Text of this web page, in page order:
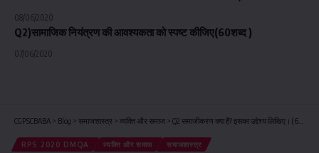
08/06/2020
Q2)सामाजिक नियंत्रण की आवश्यकता को स्पष्ट कीजिए(60शब्द )
07/06/2020
CGPSCBABA > Blog > समाजशास्त्र > व्यक्ति और समाज > Q2 समाजीकरण क्या है? इसका उद्देश्य लिखिए। (60शब्द )
RPS 2020 DMQA व्यक्ति और समाज समाजशास्त्र